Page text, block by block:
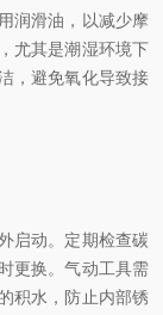
润滑油，以减少摩
尤其是潮湿环境下
，避免氧化导致接
启动。定期检查碳
更换。气动工具需
积水，防止内部锈